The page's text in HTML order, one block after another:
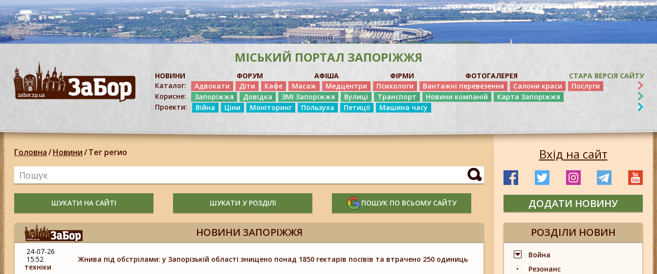
МІСЬКИЙ ПОРТАЛ ЗАПОРІЖЖЯ
НОВИНИ ФОРУМ АФІША ФІРМИ ФОТОГАЛЕРЕЯ
СТАРА ВЕРСІЯ САЙТУ
Каталог:
Адвокати Діти Кафе Масаж Медцентри Психологи Вантажні перевезення Салони краси
Послуги
Корисне:
Запоріжжя Довідка ЗМІ Запоріжжя Вулиці Транспорт Новини компаній
Карта Запоріжжя
Проекти:
Війна Ціни Моніторинг Пользуха Петиції Машина часу
Головна/Новини/Тег регио
ШУКАТИ НА САЙТІ ШУКАТИ У РОЗДІЛІ ПОШУК ПО ВСЬОМУ САЙТУ
НОВИНИ ЗАПОРІЖЖЯ
24-07-26
15:52
Жнива під обстрілами: у Запорізькій області знищено понад 1850 гектарів посівів та втрачено 250 одиниць
техніки
Вхід на сайт
ДОДАТИ НОВИНУ
РОЗДІЛИ НОВИН
Война
Резонанс